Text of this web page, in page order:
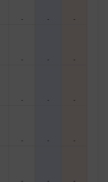
- - -
- - -
- - -
- - -